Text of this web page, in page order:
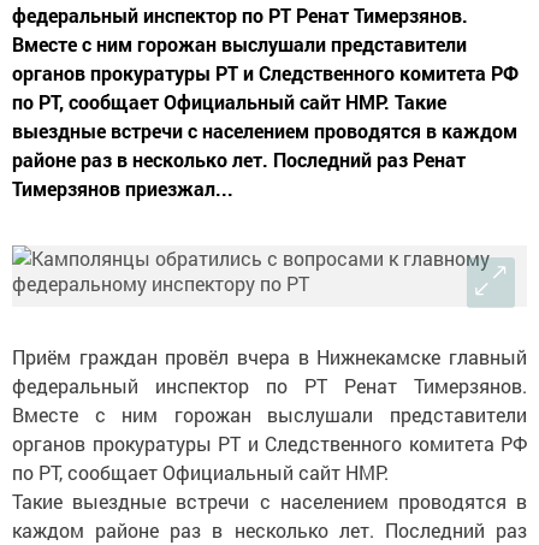
федеральный инспектор по РТ Ренат Тимерзянов.
Вместе с ним горожан выслушали представители
органов прокуратуры РТ и Следственного комитета РФ
по РТ, сообщает Официальный сайт НМР. Такие
выездные встречи с населением проводятся в каждом
районе раз в несколько лет. Последний раз Ренат
Тимерзянов приезжал...
Приём граждан провёл вчера в Нижнекамске главный
федеральный инспектор по РТ Ренат Тимерзянов.
Вместе с ним горожан выслушали представители
органов прокуратуры РТ и Следственного комитета РФ
по РТ, сообщает Официальный сайт НМР.
Такие выездные встречи с населением проводятся в
каждом районе раз в несколько лет. Последний раз